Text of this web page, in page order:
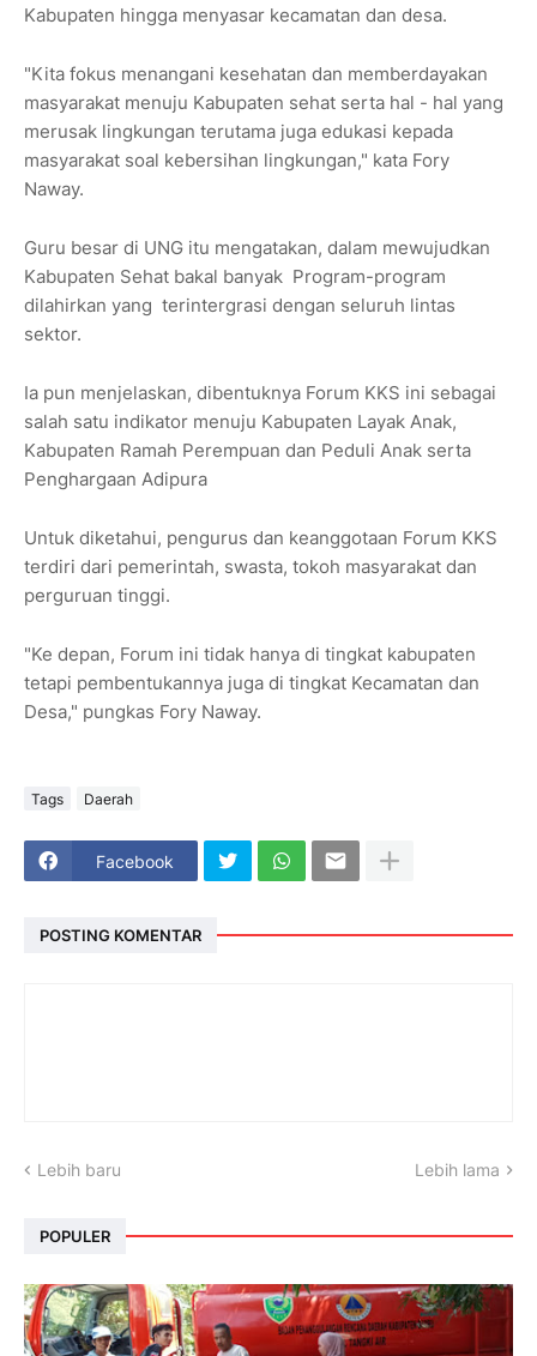
Kabupaten hingga menyasar kecamatan dan desa.
"Kita fokus menangani kesehatan dan memberdayakan
masyarakat menuju Kabupaten sehat serta hal - hal yang
merusak lingkungan terutama juga edukasi kepada
masyarakat soal kebersihan lingkungan," kata Fory
Naway.
Guru besar di UNG itu mengatakan, dalam mewujudkan
Kabupaten Sehat bakal banyak Program-program
dilahirkan yang terintergrasi dengan seluruh lintas
sektor.
Ia pun menjelaskan, dibentuknya Forum KKS ini sebagai
salah satu indikator menuju Kabupaten Layak Anak,
Kabupaten Ramah Perempuan dan Peduli Anak serta
Penghargaan Adipura
Untuk diketahui, pengurus dan keanggotaan Forum KKS
terdiri dari pemerintah, swasta, tokoh masyarakat dan
perguruan tinggi.
"Ke depan, Forum ini tidak hanya di tingkat kabupaten
tetapi pembentukannya juga di tingkat Kecamatan dan
Desa," pungkas Fory Naway.
Tags Daerah
Facebook
POSTING KOMENTAR
Lebih baru Lebih lama
POPULER